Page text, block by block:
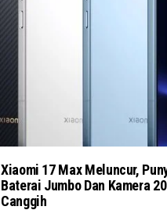
Xiaomi 17 Max Meluncur,
Baterai Jumbo Dan Kamera
Canggih